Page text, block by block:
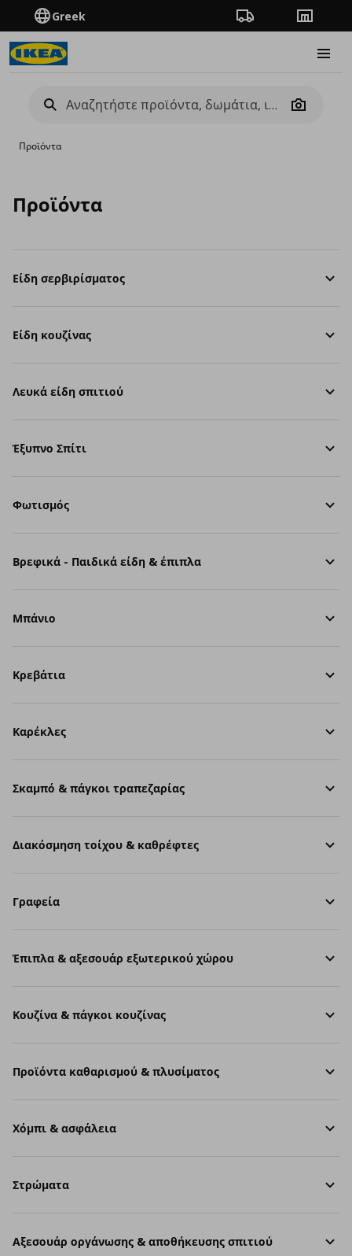
Greek Πορεία παραγγελίας
Camera
Προϊόντα
Προϊόντα
Είδη σερβιρίσματος
Είδη κουζίνας
Λευκά είδη σπιτιού
Έξυπνο Σπίτι
Φωτισμός
Βρεφικά - Παιδικά είδη & έπιπλα
Μπάνιο
Κρεβάτια
Καρέκλες
Σκαμπό & πάγκοι τραπεζαρίας
Διακόσμηση τοίχου & καθρέφτες
Γραφεία
Έπιπλα & αξεσουάρ εξωτερικού χώρου
Κουζίνα & πάγκοι κουζίνας
Προϊόντα καθαρισμού & πλυσίματος
Χόμπι & ασφάλεια
Στρώματα
Aξεσουάρ οργάνωσης & αποθήκευσης σπιτιού